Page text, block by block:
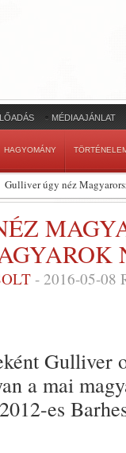
MÉDIAAJÁNLAT
HAGYOMÁNY
Gulliver úgy néz
- 2016-05-08
Gulliver
a mai
es